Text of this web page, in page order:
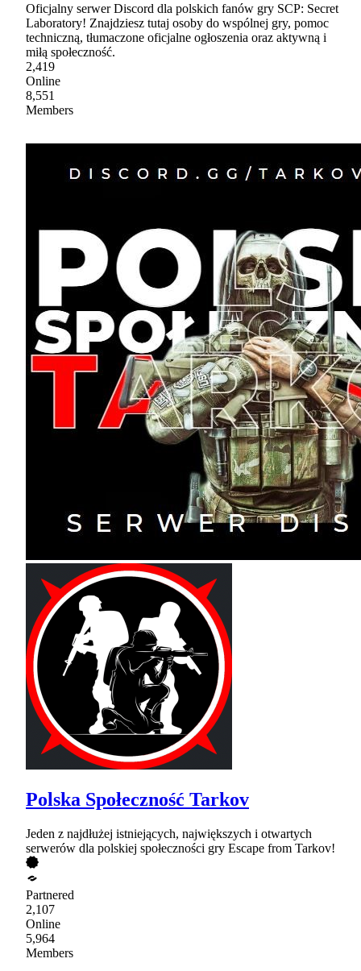
Oficjalny serwer Discord dla polskich fanów gry SCP: Secret
Laboratory! Znajdziesz tutaj osoby do wspólnej gry, pomoc
techniczną, tłumaczone oficjalne ogłoszenia oraz aktywną i
miłą społeczność.
2,419
Online
8,551
Members
Polska Społeczność Tarkov
Jeden z najdłużej istniejących, największych i otwartych
serwerów dla polskiej społeczności gry Escape from Tarkov!
Partnered
2,107
Online
5,964
Members